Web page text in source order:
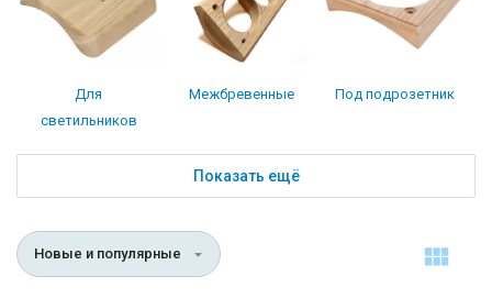
Для
светильников
Межбревенные Под подрозетник
Показать ещё
Новые и популярные